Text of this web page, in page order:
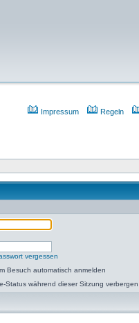
Impressum
Regeln
vergessen
Besuch automatisch anmelden
Status während dieser Sitzung verbergen